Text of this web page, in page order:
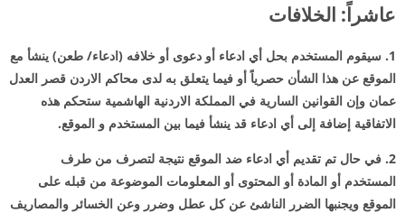
عاشراً: الخلافات
1. سيقوم المستخدم بحل أي ادعاء أو دعوى أو خلافه (ادعاء/ طعن) ينشأ مع
الموقع عن هذا الشأن حصرياً أو فيما يتعلق به لدى محاكم الاردن قصر العدل
عمان وإن القوانين السارية في المملكة الاردنية الهاشمية ستحكم هذه
الاتفاقية إضافة إلى أي ادعاء قد ينشأ فيما بين المستخدم و الموقع.
2. في حال تم تقديم أي ادعاء ضد الموقع نتيجة لتصرف من طرف
المستخدم أو المادة أو المحتوى أو المعلومات الموضوعة من قبله على
الموقع ويجنبها الضرر الناشئ عن كل عطل وضرر وعن الخسائر والمصاريف